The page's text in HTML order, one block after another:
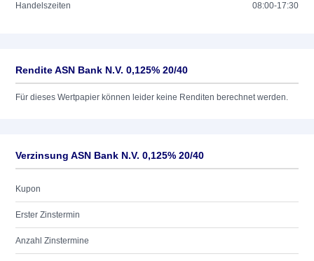
Handelszeiten 08:00-17:30
Rendite ASN Bank N.V. 0,125% 20/40
Für dieses Wertpapier können leider keine Renditen berechnet werden.
Verzinsung ASN Bank N.V. 0,125% 20/40
Kupon
Erster Zinstermin
Anzahl Zinstermine